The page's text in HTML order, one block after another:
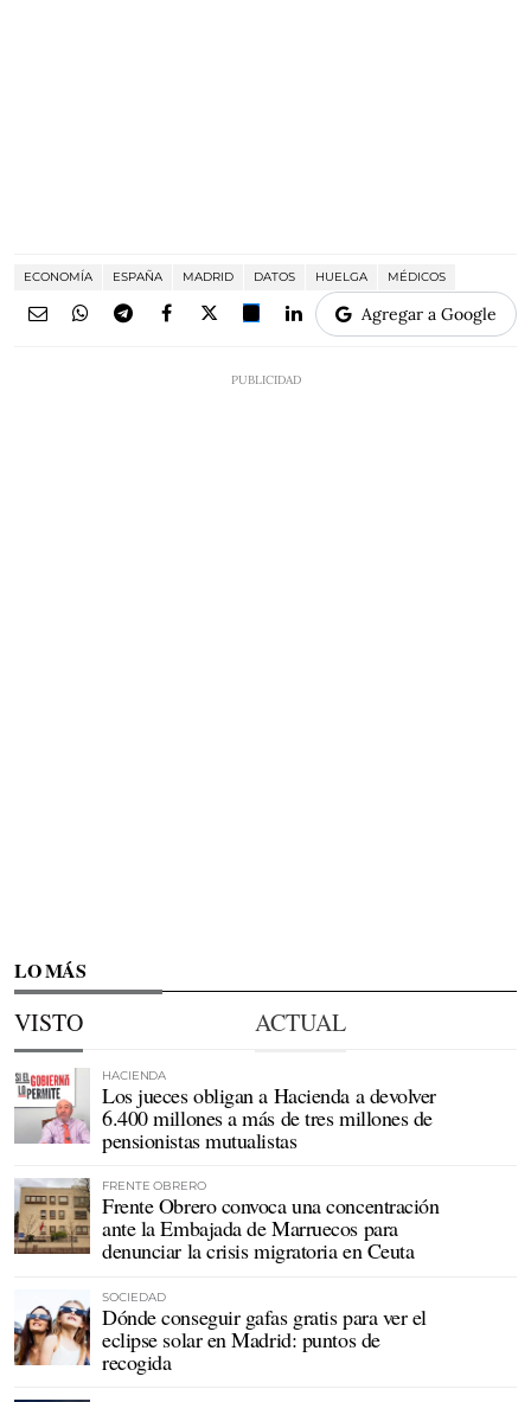
ECONOMÍA ESPAÑA MADRID DATOS HUELGA MÉDICOS
Agregar a Google
LO MÁS
VISTO ACTUAL
HACIENDA
Los jueces obligan a Hacienda a devolver
6.400 millones a más de tres millones de
pensionistas mutualistas
FRENTE OBRERO
Frente Obrero convoca una concentración
ante la Embajada de Marruecos para
denunciar la crisis migratoria en Ceuta
SOCIEDAD
Dónde conseguir gafas gratis para ver el
eclipse solar en Madrid: puntos de
recogida